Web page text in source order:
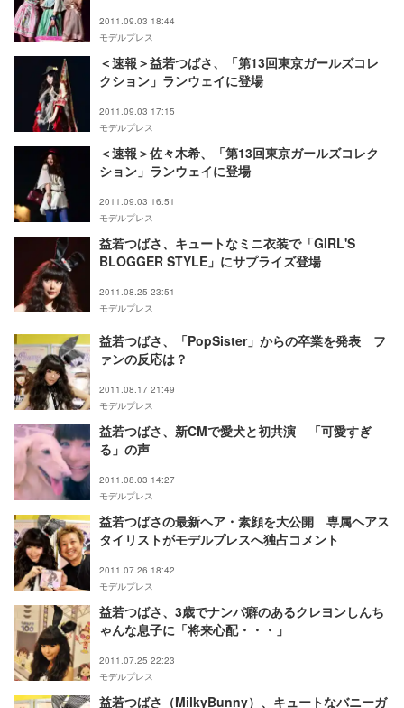
2011.09.03 18:44
モデルプレス
＜速報＞益若つばさ、「第13回東京ガールズコレ
クション」ランウェイに登場
2011.09.03 17:15
モデルプレス
＜速報＞佐々木希、「第13回東京ガールズコレク
ション」ランウェイに登場
2011.09.03 16:51
モデルプレス
益若つばさ、キュートなミニ衣装で「GIRL'S
BLOGGER STYLE」にサプライズ登場
2011.08.25 23:51
モデルプレス
益若つばさ、「PopSister」からの卒業を発表 フ
ァンの反応は？
2011.08.17 21:49
モデルプレス
益若つばさ、新CMで愛犬と初共演 「可愛すぎ
る」の声
2011.08.03 14:27
モデルプレス
益若つばさの最新ヘア・素顔を大公開 専属ヘアス
タイリストがモデルプレスへ独占コメント
2011.07.26 18:42
モデルプレス
益若つばさ、3歳でナンパ癖のあるクレヨンしんち
ゃんな息子に「将来心配・・・」
2011.07.25 22:23
モデルプレス
益若つばさ（MilkyBunny）、キュートなバニーガ